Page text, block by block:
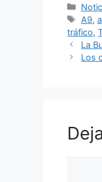
A9,
tráfico,
La
Los